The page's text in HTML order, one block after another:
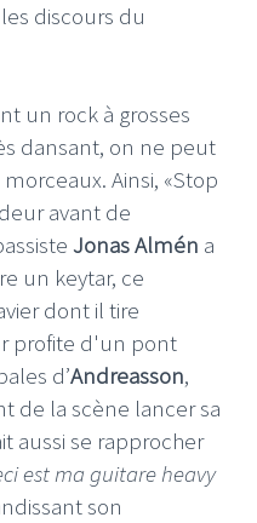
discours du
un rock à grosses
dansant, on ne peut
Ainsi, «Stop
avant de
Jonas Almén a
un keytar, ce
dont il tire
profite d'un pont
d’Andreasson,
de la scène lancer sa
aussi se rapprocher
est ma guitare heavy
son